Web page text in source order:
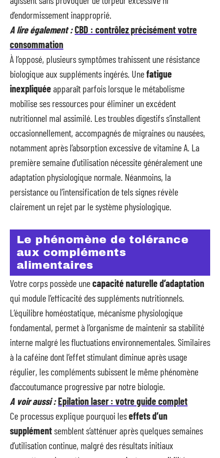
d’endormissement inapproprié.
A lire également :CBD : contrôlez précisément votre
consommation
À l’opposé, plusieurs symptômes trahissent une résistance
biologique aux suppléments ingérés. Unefatigue
inexpliquéeapparaît parfois lorsque le métabolisme
mobilise ses ressources pour éliminer un excédent
nutritionnel mal assimilé. Les troubles digestifs s’installent
occasionnellement, accompagnés de migraines ou nausées,
notamment après l’absorption excessive de vitamine A. La
première semaine d’utilisation nécessite généralement une
adaptation physiologique normale. Néanmoins, la
persistance ou l’intensification de tels signes révèle
clairement un rejet par le système physiologique.
Le phénomène de tolérance
aux compléments
alimentaires
Votre corps possède unecapacité naturelle d’adaptation
qui module l’efficacité des suppléments nutritionnels.
L’équilibre homéostatique, mécanisme physiologique
fondamental, permet à l’organisme de maintenir sa stabilité
interne malgré les fluctuations environnementales. Similaires
à la caféine dont l’effet stimulant diminue après usage
régulier, les compléments subissent le même phénomène
d’accoutumance progressive par notre biologie.
A voir aussi :Epilation laser : votre guide complet
Ce processus explique pourquoi leseffets d’un
supplémentsemblent s’atténuer après quelques semaines
d’utilisation continue, malgré des résultats initiaux